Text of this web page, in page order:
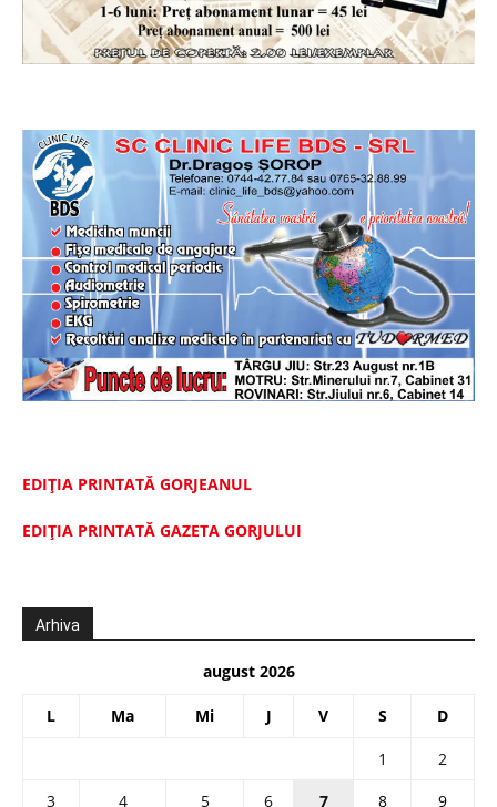
EDIȚIA PRINTATĂ GORJEANUL
EDIŢIA PRINTATĂ GAZETA GORJULUI
Arhiva
august 2026
L Ma Mi J V S D
1
2
3
4 5 6 7 8 9